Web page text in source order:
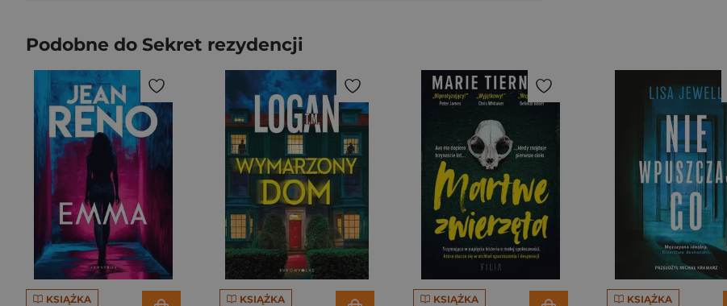
Podobne do Sekret rezydencji
KSIĄŻKA KSIĄŻKA KSIĄŻKA KSIĄŻKA